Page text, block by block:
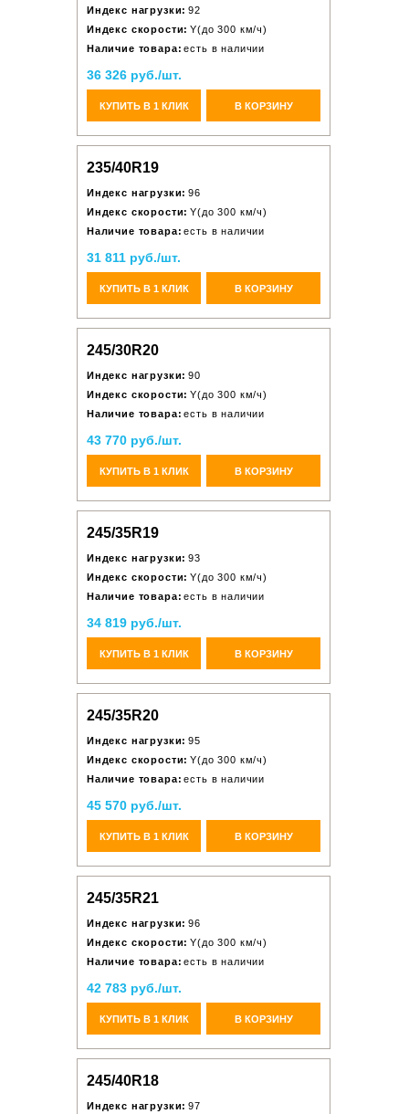
Индекс нагрузки: 92
Индекс скорости: Y(до 300 км/ч)
Наличие товара: есть в наличии
36 326 руб./шт.
КУПИТЬ В 1 КЛИК В КОРЗИНУ
235/40R19
Индекс нагрузки: 96
Индекс скорости: Y(до 300 км/ч)
Наличие товара: есть в наличии
31 811 руб./шт.
КУПИТЬ В 1 КЛИК В КОРЗИНУ
245/30R20
Индекс нагрузки: 90
Индекс скорости: Y(до 300 км/ч)
Наличие товара: есть в наличии
43 770 руб./шт.
КУПИТЬ В 1 КЛИК В КОРЗИНУ
245/35R19
Индекс нагрузки: 93
Индекс скорости: Y(до 300 км/ч)
Наличие товара: есть в наличии
34 819 руб./шт.
КУПИТЬ В 1 КЛИК В КОРЗИНУ
245/35R20
Индекс нагрузки: 95
Индекс скорости: Y(до 300 км/ч)
Наличие товара: есть в наличии
45 570 руб./шт.
КУПИТЬ В 1 КЛИК В КОРЗИНУ
245/35R21
Индекс нагрузки: 96
Индекс скорости: Y(до 300 км/ч)
Наличие товара: есть в наличии
42 783 руб./шт.
КУПИТЬ В 1 КЛИК В КОРЗИНУ
245/40R18
Индекс нагрузки: 97